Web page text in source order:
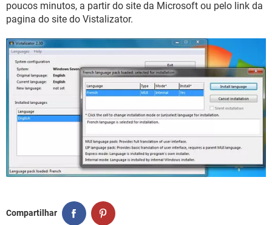
poucos minutos, a partir do site da Microsoft ou pelo link da
pagina do site do Vistalizator.
Compartilhar